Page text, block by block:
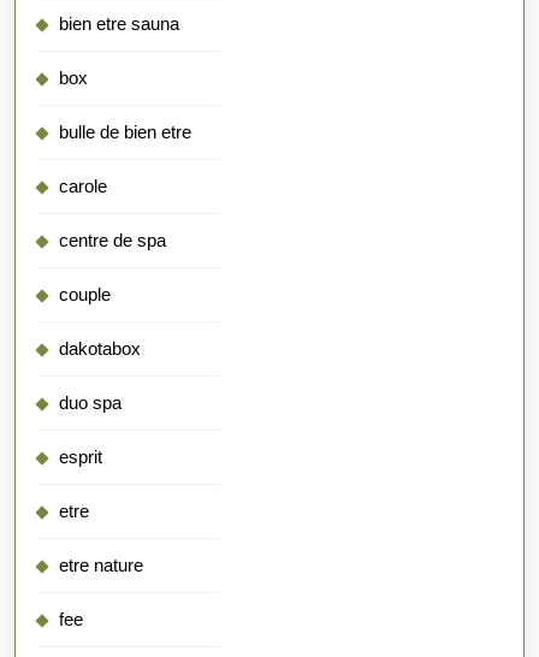
bien etre sauna
box
bulle de bien etre
carole
centre de spa
couple
dakotabox
duo spa
esprit
etre
etre nature
fee